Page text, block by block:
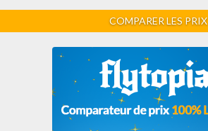
COMPARER LES PRIX